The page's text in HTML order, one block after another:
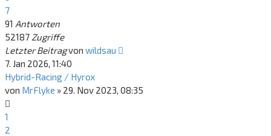
7
91 Antworten
52187 Zugriffe
Letzter Beitragvon wildsau
7. Jan 2026, 11:40
Hybrid-Racing / Hyrox
von MrFlyke » 29. Nov 2023, 08:35
1
2